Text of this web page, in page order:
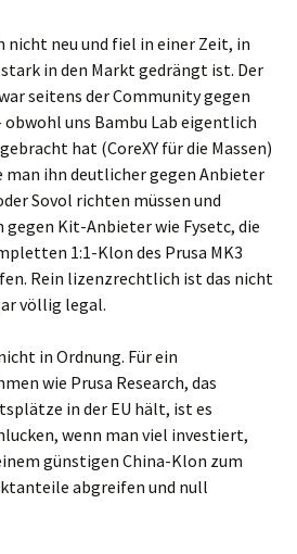
nicht neu und fiel in einer Zeit, in
in den Markt gedrängt ist. Der
seitens der Community gegen
uns Bambu Lab eigentlich
hat (CoreXY für die Massen)
ihn deutlicher gegen Anbieter
Sovol richten müssen und
Kit-Anbieter wie Fysetc, die
1:1-Klon des Prusa MK3
Rein lizenzrechtlich ist das nicht
völlig legal.
in Ordnung. Für ein
wie Prusa Research, das
in der EU hält, ist es
wenn man viel investiert,
günstigen China-Klon zum
abgreifen und null